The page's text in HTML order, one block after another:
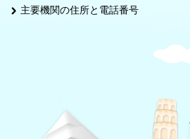
主要機関の住所と電話番号